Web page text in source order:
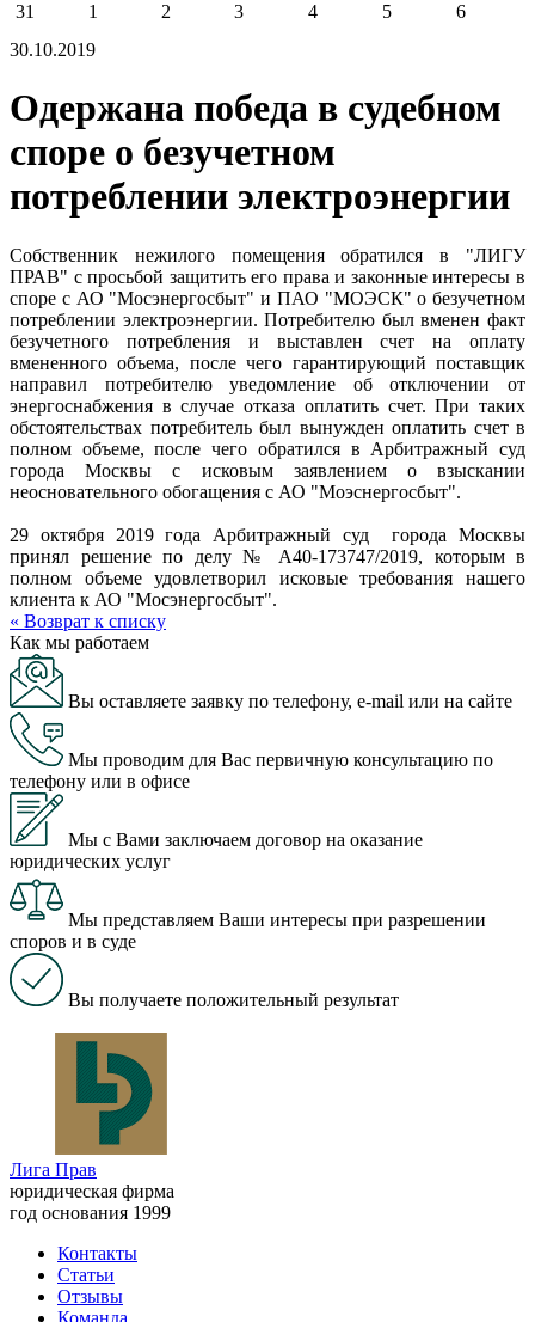
31 1 2 3 4 5
6
30.10.2019
Одержана победа в судебном
споре о безучетном
потреблении электроэнергии
Собственник нежилого помещения обратился в "ЛИГУ
ПРАВ" с просьбой защитить его права и законные интересы в
споре с АО "Мосэнергосбыт" и ПАО "МОЭСК" о безучетном
потреблении электроэнергии. Потребителю был вменен факт
безучетного потребления и выставлен счет на оплату
вмененного объема, после чего гарантирующий поставщик
направил потребителю уведомление об отключении от
энергоснабжения в случае отказа оплатить счет. При таких
обстоятельствах потребитель был вынужден оплатить счет в
полном объеме, после чего обратился в Арбитражный суд
города Москвы с исковым заявлением о взыскании
неосновательного обогащения с АО "Моэснергосбыт".
29 октября 2019 года Арбитражный суд города Москвы
принял решение по делу № А40-173747/2019, которым в
полном объеме удовлетворил исковые требования нашего
клиента к АО "Мосэнергосбыт".
« Возврат к списку
Как мы работаем
Вы оставляете заявку по телефону, e-mail или на сайте
Мы проводим для Вас первичную консультацию по
телефону или в офисе
Мы с Вами заключаем договор на оказание
юридических услуг
Мы представляем Ваши интересы при разрешении
споров и в суде
Вы получаете положительный результат
Лига Прав
юридическая фирма
год основания 1999
Контакты
Статьи
Отзывы
Команда